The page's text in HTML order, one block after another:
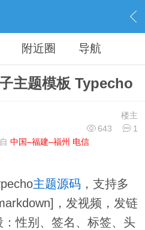
附近圈 导航
主题模板 Typecho
楼主
643
1
中国–福建–福州 电信
主题源码 ，支持多
，发视频，发链
性别、签名、标签、头